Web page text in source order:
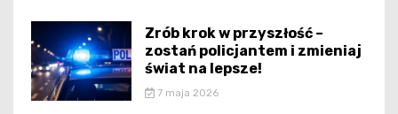
Zrób krok w przyszłość –
zostań policjantem i zmieniaj
świat na lepsze!
7 maja 2026